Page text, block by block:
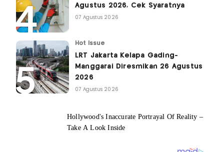
Agustus 2026, Cek Syaratnya
07 Agustus 2026
Hot Issue
LRT Jakarta Kelapa Gading-
Manggarai Diresmikan 26 Agustus
2026
07 Agustus 2026